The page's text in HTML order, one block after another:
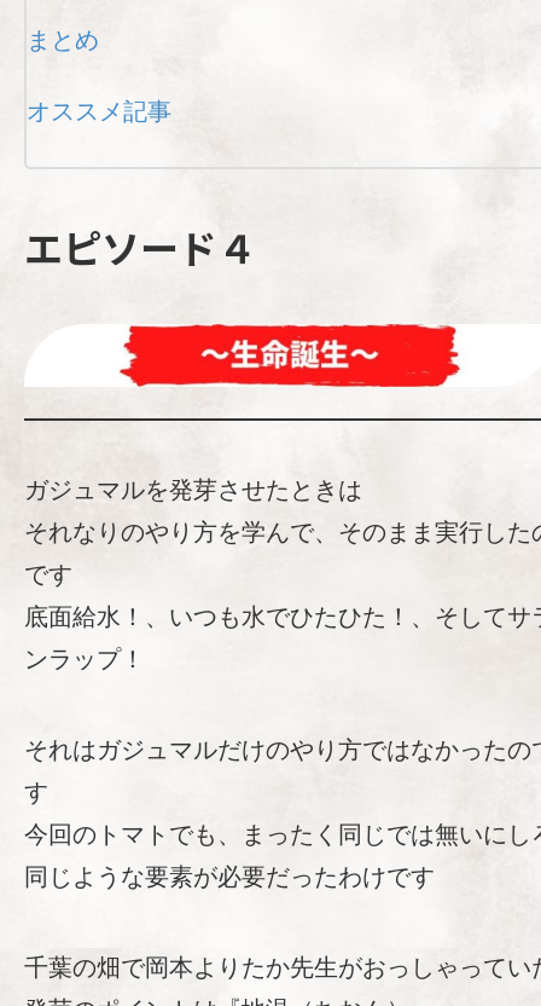
まとめ
オススメ記事
エピソード４
ガジュマルを発芽させたときは
それなりのやり方を学んで、そのまま実行した
です
底面給水！、いつも水でひたひた！、そしてサ
ンラップ！
それはガジュマルだけのやり方ではなかったの
す
今回のトマトでも、まったく同じでは無いにし
同じような要素が必要だったわけです
千葉の畑で岡本よりたか先生がおっしゃってい